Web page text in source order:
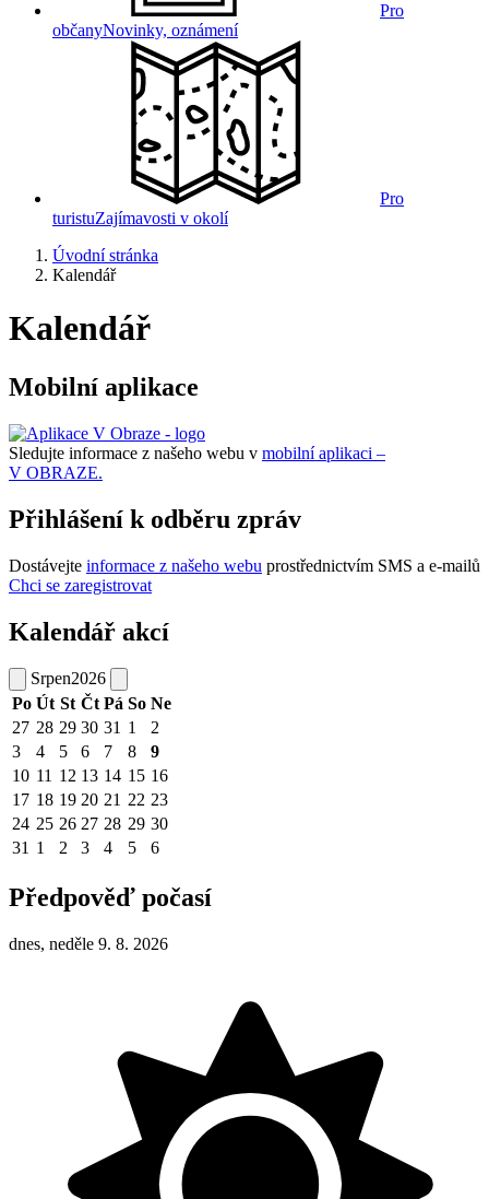
Pro
občanyNovinky, oznámení
Pro
turistuZajímavosti v okolí
Úvodní stránka
Kalendář
Kalendář
Mobilní aplikace
Sledujte informace z našeho webu v mobilní aplikaci –
V OBRAZE.
Přihlášení k odběru zpráv
Dostávejte informace z našeho webu prostřednictvím SMS a e-mailů
Chci se zaregistrovat
Kalendář akcí
Srpen2026
Po Út St Čt Pá So Ne
27 28 29 30 31 1
2
3
4 5 6 7 8
9
10 11 12 13 14 15 16
17 18 19 20 21 22 23
24 25 26 27 28 29 30
31 1 2 3 4 5 6
Předpověď počasí
dnes, neděle 9. 8. 2026